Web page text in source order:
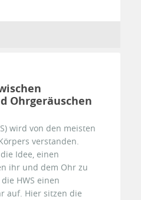
Ohrgeräuschen
wird von den meisten
verstanden.
Idee, einen
ihr und dem Ohr zu
HWS einen
auf. Hier sitzen die